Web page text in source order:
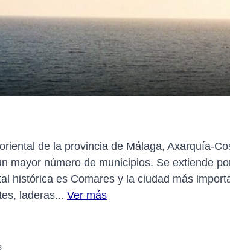
de la provincia de Málaga, Axarquía-
mayor número de municipios. Se extiende
histórica es Comares y la ciudad más
laderas... Ver más